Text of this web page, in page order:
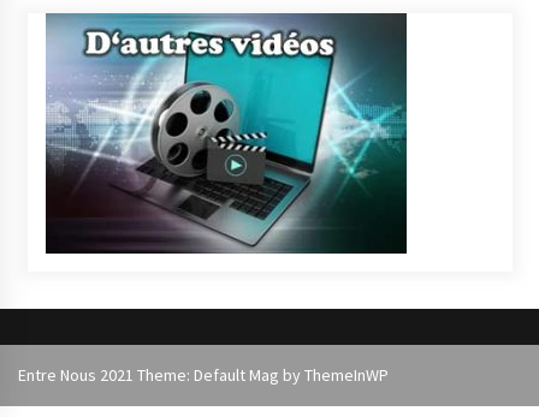
Entre Nous 2021 Theme: Default Mag by ThemeInWP